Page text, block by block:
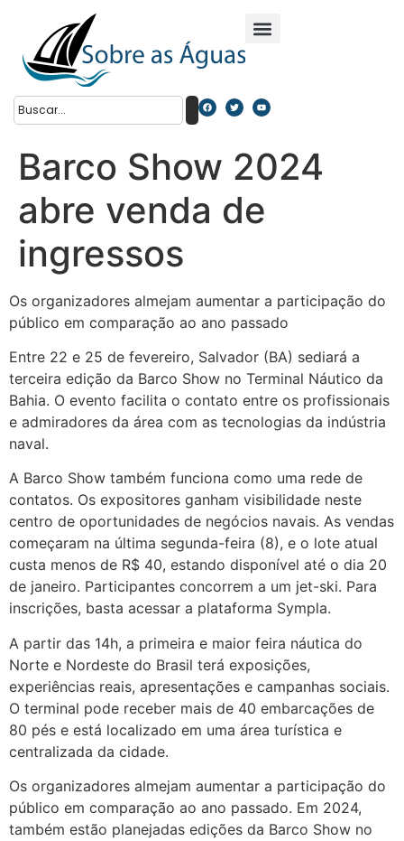
Barco Show 2024
abre venda de
ingressos
Os organizadores almejam aumentar a participação do
público em comparação ao ano passado
Entre 22 e 25 de fevereiro, Salvador (BA) sediará a
terceira edição da Barco Show no Terminal Náutico da
Bahia. O evento facilita o contato entre os profissionais
e admiradores da área com as tecnologias da indústria
naval.
A Barco Show também funciona como uma rede de
contatos. Os expositores ganham visibilidade neste
centro de oportunidades de negócios navais. As vendas
começaram na última segunda-feira (8), e o lote atual
custa menos de R$ 40, estando disponível até o dia 20
de janeiro. Participantes concorrem a um jet-ski. Para
inscrições, basta acessar a plataforma Sympla.
A partir das 14h, a primeira e maior feira náutica do
Norte e Nordeste do Brasil terá exposições,
experiências reais, apresentações e campanhas sociais.
O terminal pode receber mais de 40 embarcações de
80 pés e está localizado em uma área turística e
centralizada da cidade.
Os organizadores almejam aumentar a participação do
público em comparação ao ano passado. Em 2024,
também estão planejadas edições da Barco Show no